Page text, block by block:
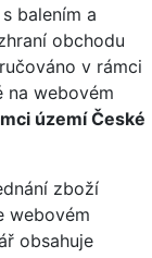
balením a
obchodu
v rámci
na webovém
území České
zboží
webovém
obsahuje